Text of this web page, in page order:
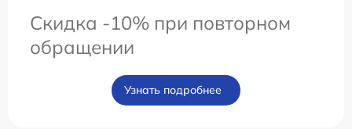
Скидка -10% при повторном
обращении
Узнать подробнее